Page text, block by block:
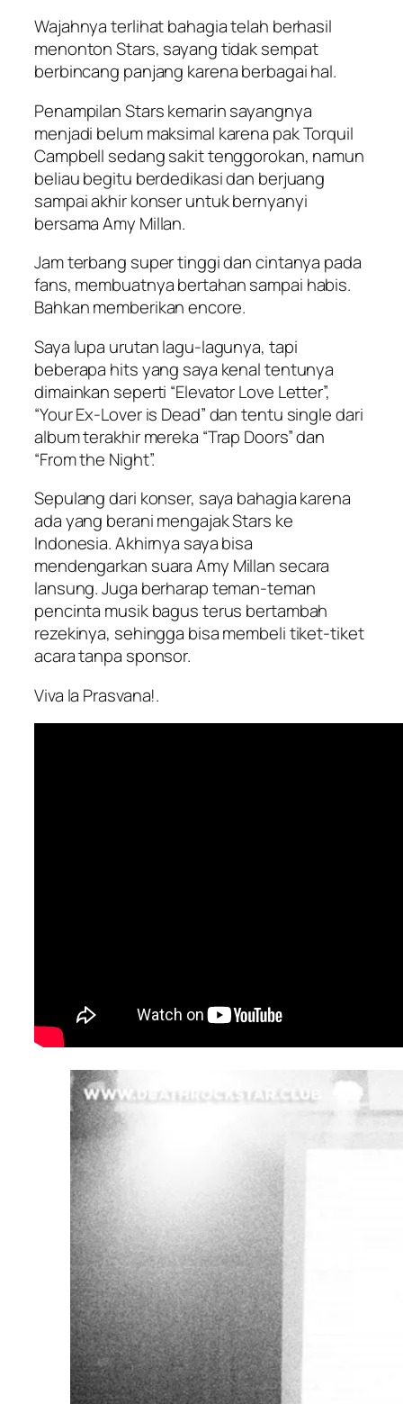
Wajahnya terlihat bahagia telah berhasil
menonton Stars, sayang tidak sempat
berbincang panjang karena berbagai hal.
Penampilan Stars kemarin sayangnya
menjadi belum maksimal karena pak Torquil
Campbell sedang sakit tenggorokan, namun
beliau begitu berdedikasi dan berjuang
sampai akhir konser untuk bernyanyi
bersama Amy Millan.
Jam terbang super tinggi dan cintanya pada
fans, membuatnya bertahan sampai habis.
Bahkan memberikan encore.
Saya lupa urutan lagu-lagunya, tapi
beberapa hits yang saya kenal tentunya
dimainkan seperti “Elevator Love Letter”,
“Your Ex-Lover is Dead” dan tentu single dari
album terakhir mereka “Trap Doors” dan
“From the Night”.
Sepulang dari konser, saya bahagia karena
ada yang berani mengajak Stars ke
Indonesia. Akhirnya saya bisa
mendengarkan suara Amy Millan secara
lansung. Juga berharap teman-teman
pencinta musik bagus terus bertambah
rezekinya, sehingga bisa membeli tiket-tiket
acara tanpa sponsor.
Viva la Prasvana!.